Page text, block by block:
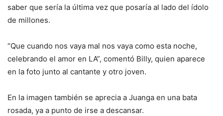
saber que sería la última vez que posaría al lado del ídolo
de millones.
“Que cuando nos vaya mal nos vaya como esta noche,
celebrando el amor en LA”, comentó Billy, quien aparece
en la foto junto al cantante y otro joven.
En la imagen también se aprecia a Juanga en una bata
rosada, ya a punto de irse a descansar.